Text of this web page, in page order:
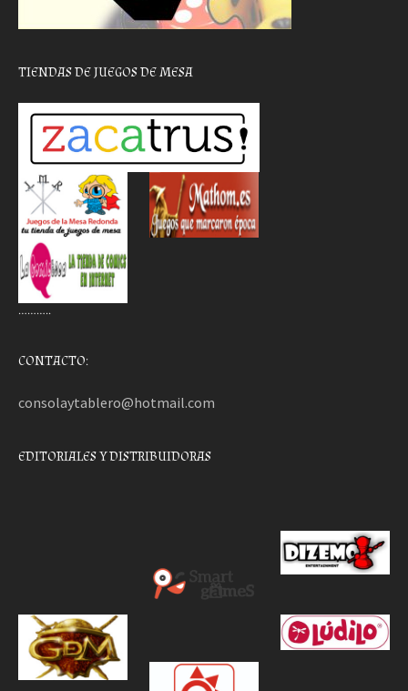
TIENDAS DE JUEGOS DE MESA
………..
CONTACTO:
consolaytablero@hotmail.com
EDITORIALES Y DISTRIBUIDORAS